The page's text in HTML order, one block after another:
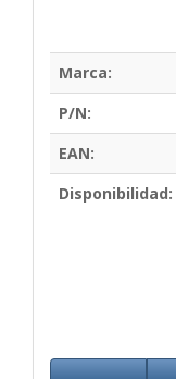
Marca:
P/N:
EAN:
Disponibilidad: